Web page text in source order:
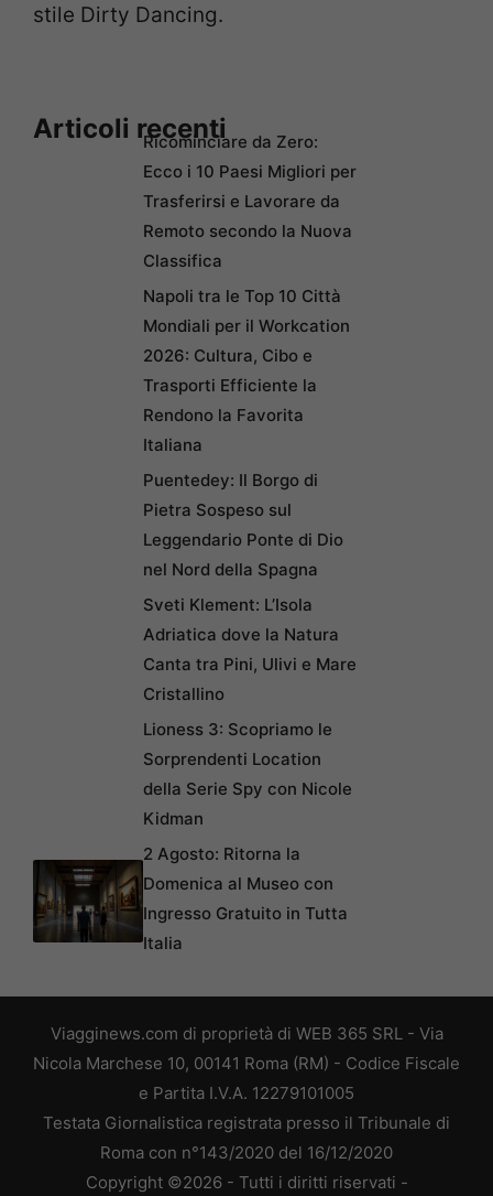
stile Dirty Dancing.
Articoli recentiRicominciare da Zero:
Ecco i 10 Paesi Migliori per
Trasferirsi e Lavorare da
Remoto secondo la Nuova
Classifica
Napoli tra le Top 10 Città
Mondiali per il Workcation
2026: Cultura, Cibo e
Trasporti Efficiente la
Rendono la Favorita
Italiana
Puentedey: Il Borgo di
Pietra Sospeso sul
Leggendario Ponte di Dio
nel Nord della Spagna
Sveti Klement: L’Isola
Adriatica dove la Natura
Canta tra Pini, Ulivi e Mare
Cristallino
Lioness 3: Scopriamo le
Sorprendenti Location
della Serie Spy con Nicole
Kidman
2 Agosto: Ritorna la
Domenica al Museo con
Ingresso Gratuito in Tutta
Italia
Viagginews.com di proprietà di WEB 365 SRL - Via
Nicola Marchese 10, 00141 Roma (RM) - Codice Fiscale
e Partita I.V.A. 12279101005
Testata Giornalistica registrata presso il Tribunale di
Roma con n°143/2020 del 16/12/2020
Copyright ©2026 - Tutti i diritti riservati -